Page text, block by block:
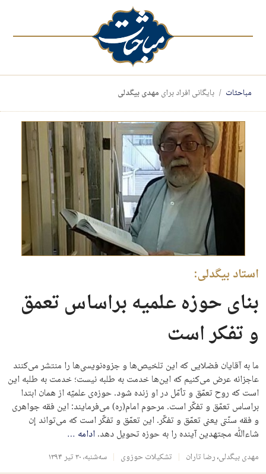
مباحثات بایگانی افراد برای مهدی بیگدلی
استاد بیگدلی:
بنای حوزه علمیه براساس تعمق
و تفکر است
ما به آقایان فضلایی که این تلخیص‌ها و جزوه‌نویسی‌ها را منتشر می‌کنند
عاجزانه عرض می‌کنیم که این‌ها خدمت به طلبه نیست؛ خدمت به طلبه این
است که روح تعمّق و تأمّل در او زنده شود. حوزه‌‌‌ی علمیّه از همان ابتدا
براساس تعمّق و تفکّر است. مرحوم امام(ره) می‌فرمایند: این فقه جواهری
و فقه سنّتی یعنی تعمّق و تفکّر. این تعمّق و تفکّر است که می‌تواند إن
شاءالله مجتهدین آینده را به حوزه تحویل دهد.ادامه …
مهدی بیگدلی،رضا تاران تشکیلات حوزوی سه‌شنبه، ۳۰ تیر ۱۳۹۴